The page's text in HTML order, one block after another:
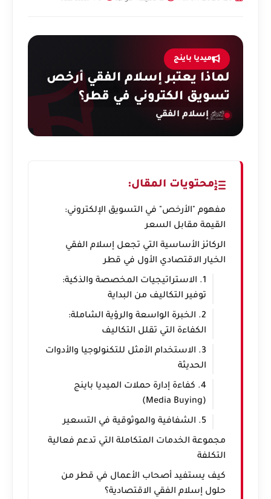
ميديا باينج
لماذا يعتبر إسلام الفقي أرخص
تسويق الكتروني في قطر؟
إسلام الفقي
محتويات المقال:
مفهوم "الأرخص" في التسويق الإلكتروني:
القيمة مقابل السعر
الركائز الأساسية التي تجعل إسلام الفقي
الخيار الاقتصادي الأول في قطر
1. الاستراتيجيات المخصصة والذكية:
توفير التكاليف من البداية
2. الخبرة الواسعة والرؤية الشاملة:
الكفاءة التي تقلل التكاليف
3. الاستخدام الأمثل للتكنولوجيا والأدوات
الحديثة
4. كفاءة إدارة حملات الميديا باينج
(Media Buying)
5. الشفافية والموثوقية في التسعير
مجموعة الخدمات المتكاملة التي تدعم فعالية
التكلفة
كيف يستفيد أصحاب الأعمال في قطر من
حلول إسلام الفقي الاقتصادية؟